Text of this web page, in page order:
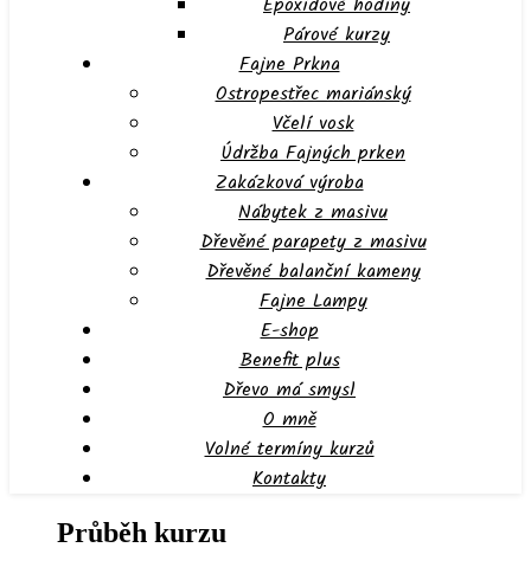
Párové kurzy
Fajne Prkna
Ostropestřec mariánský
Včelí vosk
Údržba Fajných prken
Zakázková výroba
Nábytek z masivu
Dřevěné parapety z masivu
Dřevěné balanční kameny
Fajne Lampy
E-shop
Benefit plus
Dřevo má smysl
O mně
Volné termíny kurzů
Kontakty
Průběh kurzu